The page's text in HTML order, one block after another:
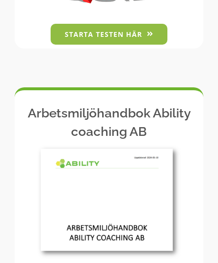
STARTA TESTEN HÄR
Arbetsmiljöhandbok Ability
coaching AB